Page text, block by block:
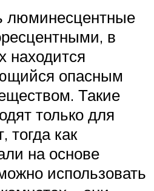
люминесцентные
в
находится
опасным
Такие
только для
тогда как
на основе
использовать